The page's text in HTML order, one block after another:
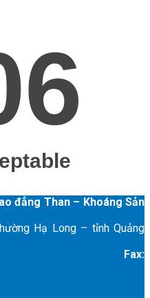
đẳng Than – Khoáng Sản
Hạ Long – tỉnh Quảng
Fax: